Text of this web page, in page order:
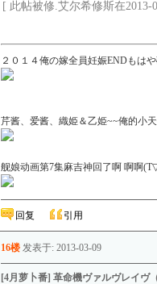
[ 此帖被修.艾尔希修斯在2013-
２０１４俺の嫁全員妊娠ENDもは
芹酱、爱酱、織姫＆乙姫~~俺的小
舰娘动画第7集麻吉神回了啊 啊啊
回复 引用
16楼 发表于: 2013-03-09
[4月萝卜番] 革命機ヴァルヴレイ